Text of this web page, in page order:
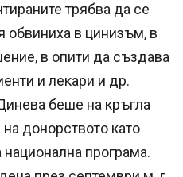
трябва да се
обвиниха в цинизъм, в
в опити да създава
и лекари и др.
беше на кръгла
донорството като
програма.